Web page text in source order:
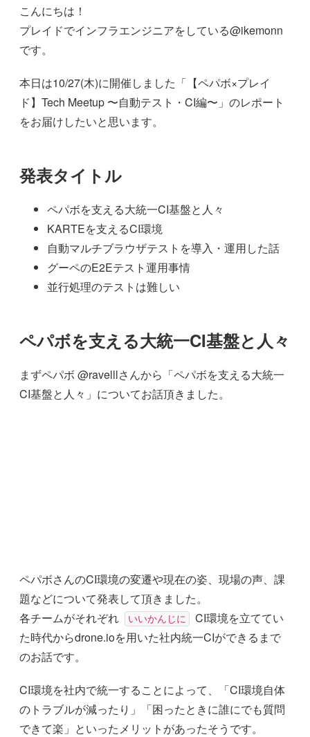
こんにちは！
プレイドでインフラエンジニアをしている@ikemonn
です。
本日は10/27(木)に開催しました「【ペパボ×プレイ
ド】Tech Meetup 〜自動テスト・CI編〜」のレポート
をお届けしたいと思います。
発表タイトル
ペパボを支える大統一CI基盤と人々
KARTEを支えるCI環境
自動マルチブラウザテストを導入・運用した話
グーペのE2Eテスト運用事情
並行処理のテストは難しい
ペパボを支える大統一CI基盤と人々
まずペパボ @ravelllさんから「ペパボを支える大統一
CI基盤と人々」についてお話頂きました。
ペパボさんのCI環境の変遷や現在の姿、現場の声、課
題などについて発表して頂きました。
各チームがそれぞれ
いいかんじに
CI環境を立ててい
た時代からdrone.ioを用いた社内統一CIができるまで
のお話です。
CI環境を社内で統一することによって、「CI環境自体
のトラブルが減ったり」「困ったときに誰にでも質問
できて楽」といったメリットがあったそうです。